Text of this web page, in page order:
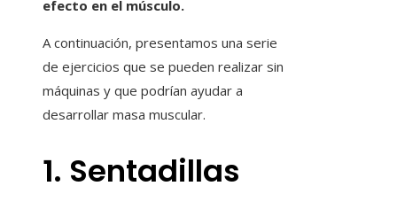
efecto en el músculo.
A continuación, presentamos una serie
de ejercicios que se pueden realizar sin
máquinas y que podrían ayudar a
desarrollar masa muscular.
1. Sentadillas